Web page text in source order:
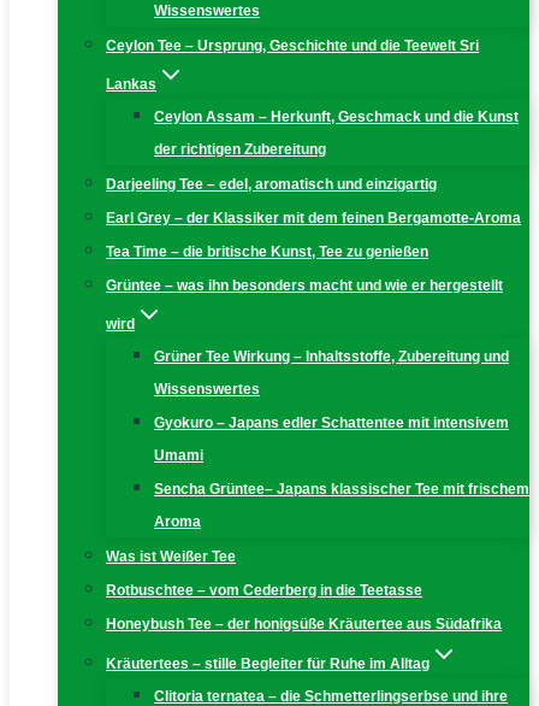
Wissenswertes
Ceylon Tee – Ursprung, Geschichte und die Teewelt Sri
Lankas
Ceylon Assam – Herkunft, Geschmack und die Kunst
der richtigen Zubereitung
Darjeeling Tee – edel, aromatisch und einzigartig
Earl Grey – der Klassiker mit dem feinen Bergamotte-Aroma
Tea Time – die britische Kunst, Tee zu genießen
Grüntee – was ihn besonders macht und wie er hergestellt
wird
Grüner Tee Wirkung – Inhaltsstoffe, Zubereitung und
Wissenswertes
Gyokuro – Japans edler Schattentee mit intensivem
Umami
Sencha Grüntee– Japans klassischer Tee mit frischem
Aroma
Was ist Weißer Tee
Rotbuschtee – vom Cederberg in die Teetasse
Honeybush Tee – der honigsüße Kräutertee aus Südafrika
Kräutertees – stille Begleiter für Ruhe im Alltag
Clitoria ternatea – die Schmetterlingserbse und ihre